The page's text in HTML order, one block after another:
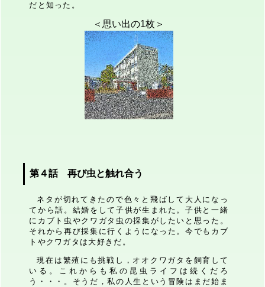
だと知った。
＜思い出の1枚＞
第４話 再び虫と触れ合う
ネタが切れてきたので色々と飛ばして大人になっ
てから話。結婚をして子供が生まれた。子供と一緒
にカブト虫やクワガタ虫の採集がしたいと思った。
それから再び採集に行くようになった。今でもカブ
トやクワガタは大好きだ。
現在は繁殖にも挑戦し，オオクワガタを飼育して
いる。これからも私の昆虫ライフは続くだろ
う・・・。そうだ，私の人生という冒険はまだ始ま